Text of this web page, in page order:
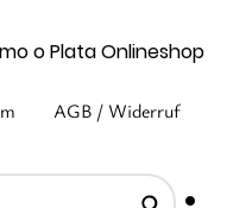
o Plata Onlineshop
AGB / Widerruf